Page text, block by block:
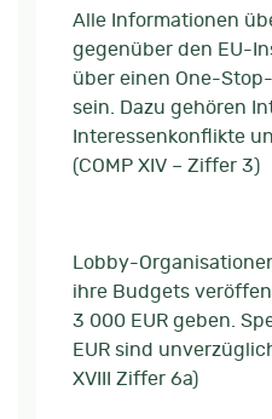
Alle Informationen
gegenüber den EU-
über einen One-
sein. Dazu gehören
Interessenkonflikte
(COMP XIV – Ziffer 3)
Lobby-
ihre Budgets
3 000 EUR geben.
EUR sind
XVIII Ziffer 6a)